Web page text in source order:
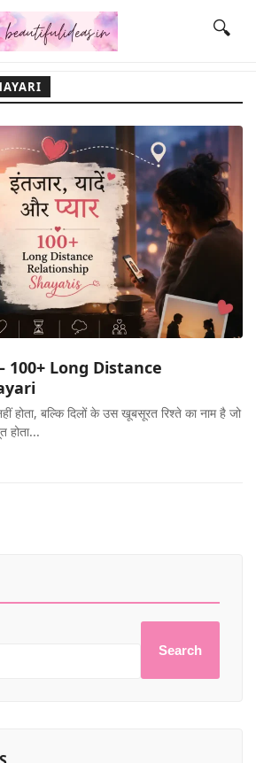
🔍
– 100+ Long Distance
होता, बल्कि दिलों के उस खूबसूरत रिश्ते का नाम है जो
होता...
Search